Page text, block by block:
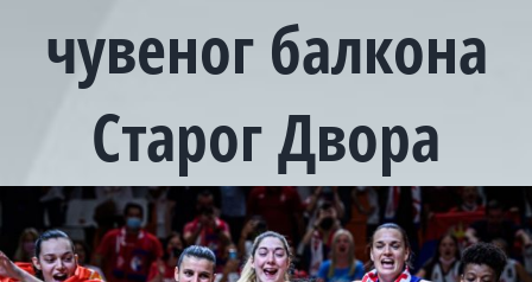
чувеног балкона
Старог Двора
View
Larger
Image